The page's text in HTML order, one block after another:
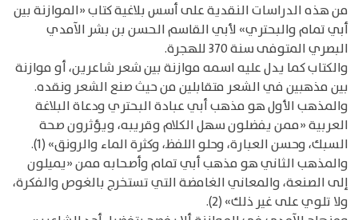
من هذه الدراسات النقدية على أسس بلاغية كتاب «الموازنة بين
أبي تمام والبحتري» لأبي القاسم الحسن بن بشر الآمدي
البصري المتوفى سنة 370 للهجرة.
والكتاب كما يدل عليه اسمه موازنة بين شعر شاعرين، أو موازنة
بين مذهبين في الشعر متقابلين من حيث صنع الشعر ونقده.
والمذهب الأول هو مذهب أبي عبادة البحتري ودعاة البلاغة
العربية «ممن يفضلون سهل الكلام وقريبه، ويؤثرون صحة
السبك، وحسن العبارة، وحلو اللفظ، وكثرة الماء والرونق» (1).
والمذهب الثاني هو مذهب أبي تمام وأصحابه ممن «يميلون
إلى الصنعة، والمعاني الغامضة التي تستخرج بالغوص والفكرة،
ولا تلوي على غير ذلك» (2).